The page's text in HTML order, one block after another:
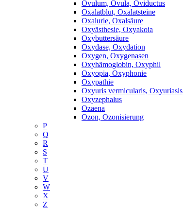
Ovulum, Ovula, Oviductus
Oxalatblut, Oxalatsteine
Oxalurie, Oxalsäure
Oxyästhesie, Oxyakoia
Oxybuttersäure
Oxydase, Oxydation
Oxygen, Oxygenasen
Oxyhämoglobin, Oxyphil
Oxyopia, Oxyphonie
Oxypathie
Oxyuris vermicularis, Oxyuriasis
Oxyzephalus
Ozaena
Ozon, Ozonisierung
P
Q
R
S
T
U
V
W
X
Z